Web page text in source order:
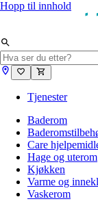
Hopp til innhold
Tjenester
Baderom
Care
Hage og uterom
Kjøkken
Varme og
Vaskerom